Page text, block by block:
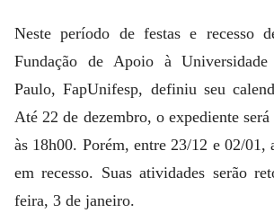
Neste período de festas e recesso
Fundação de Apoio à
Paulo, FapUnifesp, definiu seu
Até 22 de dezembro, o expediente
às 18h00. Porém, entre 23/12 e 02/01,
em recesso. Suas atividades serão
feira, 3 de janeiro.